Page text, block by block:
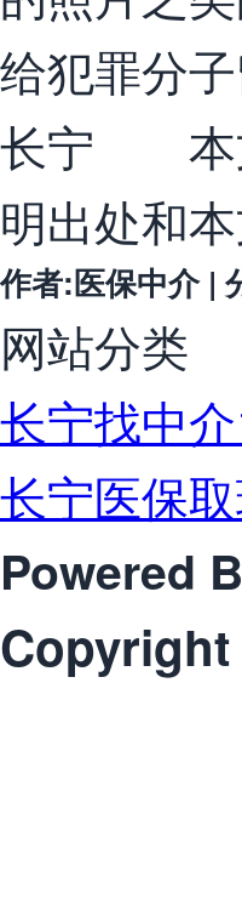
给犯罪分
长宁 本文
明出处和
作者:医保中介 |
网站分类
长宁找中
长宁医保
Powered
Copyright